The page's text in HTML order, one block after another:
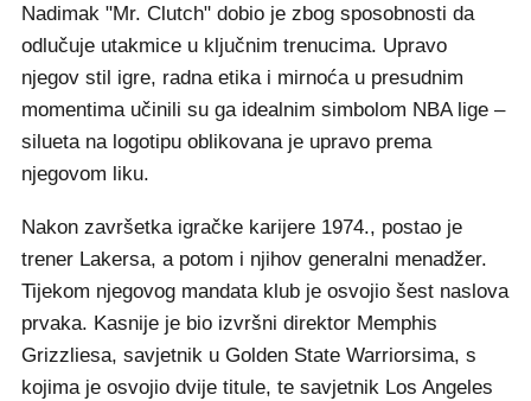
Nadimak "Mr. Clutch" dobio je zbog sposobnosti da
odlučuje utakmice u ključnim trenucima. Upravo
njegov stil igre, radna etika i mirnoća u presudnim
momentima učinili su ga idealnim simbolom NBA lige –
silueta na logotipu oblikovana je upravo prema
njegovom liku.
Nakon završetka igračke karijere 1974., postao je
trener Lakersa, a potom i njihov generalni menadžer.
Tijekom njegovog mandata klub je osvojio šest naslova
prvaka. Kasnije je bio izvršni direktor Memphis
Grizzliesa, savjetnik u Golden State Warriorsima, s
kojima je osvojio dvije titule, te savjetnik Los Angeles